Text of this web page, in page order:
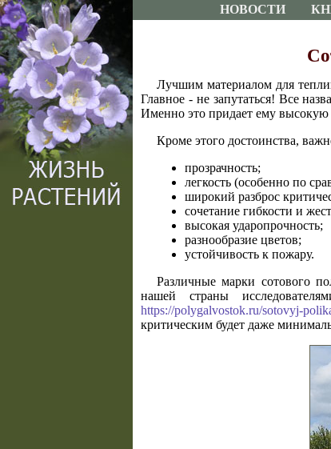
НОВОСТИ
Лучшим материалом для
Главное - не запутаться! Все
Именно это придает ему высокую
Кроме этого достоинства,
прозрачность;
легкость (особенно по
широкий разброс
сочетание гибкости и
высокая ударопрочность;
разнообразие цветов;
устойчивость к пожару.
Различные марки сотового
нашей страны
https://polygalvostok.ru/sotovyj-
критическим будет даже